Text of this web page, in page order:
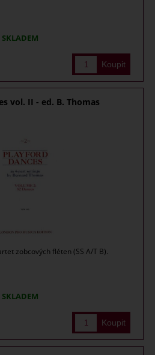
SKLADEM
vol. II - ed. B. Thomas
zobcových fléten (SS A/T B).
SKLADEM